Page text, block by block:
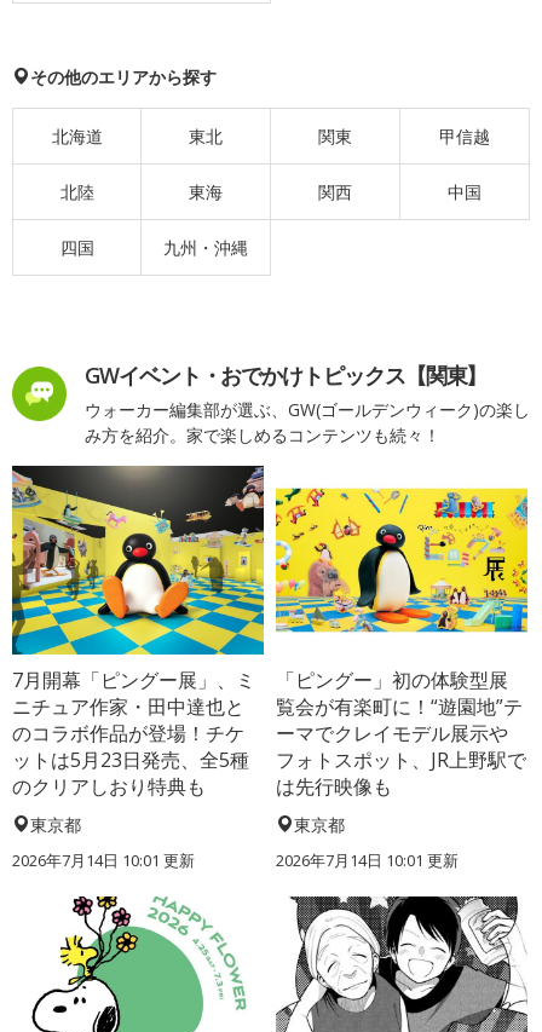
その他のエリアから探す
北海道 東北 関東 甲信越
北陸 東海 関西 中国
四国 九州・沖縄
GWイベント・おでかけトピックス【関東】
ウォーカー編集部が選ぶ、GW(ゴールデンウィーク)の楽し
み方を紹介。家で楽しめるコンテンツも続々！
7月開幕「ピングー展」、ミ
ニチュア作家・田中達也と
のコラボ作品が登場！チケ
ットは5月23日発売、全5種
のクリアしおり特典も
東京都
2026年7月14日 10:01 更新
「ピングー」初の体験型展
覧会が有楽町に！“遊園地”テ
ーマでクレイモデル展示や
フォトスポット、JR上野駅で
は先行映像も
東京都
2026年7月14日 10:01 更新